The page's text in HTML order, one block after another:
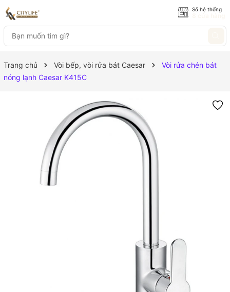
Số hệ thống
Trang chủ Vòi bếp, vòi rửa bát Caesar
Vòi rửa chén bát
nóng lạnh Caesar K415C